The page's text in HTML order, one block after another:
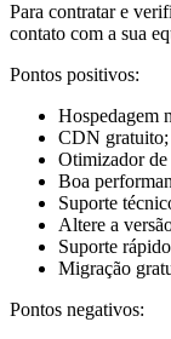
Para contratar e
contato com a sua
Pontos positivos:
Hospedagem
CDN gratuito;
Otimizador de
Boa
Suporte
Altere a
Suporte
Migração
Pontos negativos: